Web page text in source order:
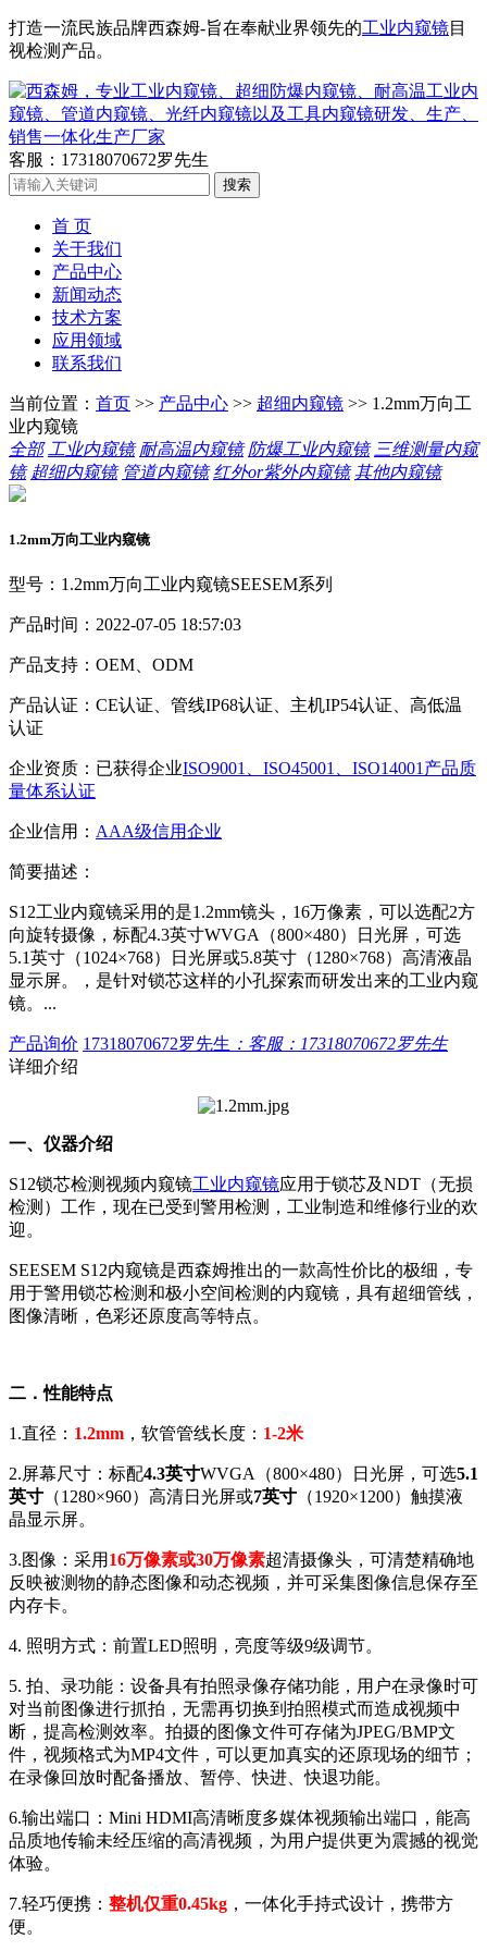
打造一流民族品牌西森姆-旨在奉献业界领先的工业内窥镜目
视检测产品。
客服：17318070672罗先生
首 页
关于我们
产品中心
新闻动态
技术方案
应用领域
联系我们
当前位置： 首页 >> 产品中心 >> 超细内窥镜 >> 1.2mm万向工
业内窥镜
全部 工业内窥镜 耐高温内窥镜 防爆工业内窥镜 三维测量内窥
镜 超细内窥镜 管道内窥镜 红外or紫外内窥镜 其他内窥镜
1.2mm万向工业内窥镜
型号：1.2mm万向工业内窥镜SEESEM系列
产品时间：2022-07-05 18:57:03
产品支持：OEM、ODM
产品认证：CE认证、管线IP68认证、主机IP54认证、高低温
认证
企业资质：已获得企业ISO9001、ISO45001、ISO14001产品质
量体系认证
企业信用： AAA级信用企业
简要描述：
S12工业内窥镜采用的是1.2mm镜头，16万像素，可以选配2方
向旋转摄像，标配4.3英寸WVGA（800×480）日光屏，可选
5.1英寸（1024×768）日光屏或5.8英寸（1280×768）高清液晶
显示屏。，是针对锁芯这样的小孔探索而研发出来的工业内窥
镜。...
产品询价 17318070672罗先生 ：客服：17318070672罗先生
详细介绍
一、仪器介绍
S12锁芯检测视频内窥镜工业内窥镜应用于锁芯及NDT（无损
检测）工作，现在已受到警用检测，工业制造和维修行业的欢
迎。
SEESEM S12内窥镜是西森姆推出的一款高性价比的极细，专
用于警用锁芯检测和极小空间检测的内窥镜，具有超细管线，
图像清晰，色彩还原度高等特点。
二．性能特点
1.直径： 1.2mm ，软管管线长度： 1-2米
2.屏幕尺寸：标配4.3英寸WVGA（800×480）日光屏，可选5.1
英寸 （1280×960）高清日光屏或7英寸 （1920×1200）触摸液
晶显示屏。
3.图像：采用 16万像素或30万像素超清摄像头，可清楚精确地
反映被测物的静态图像和动态视频，并可采集图像信息保存至
内存卡。
4. 照明方式：前置LED照明，亮度等级9级调节。
5. 拍、录功能：设备具有拍照录像存储功能，用户在录像时可
对当前图像进行抓拍，无需再切换到拍照模式而造成视频中
断，提高检测效率。拍摄的图像文件可存储为JPEG/BMP文
件，视频格式为MP4文件，可以更加真实的还原现场的细节；
在录像回放时配备播放、暂停、快进、快退功能。
6.输出端口：Mini HDMI高清晰度多媒体视频输出端口，能高
品质地传输未经压缩的高清视频，为用户提供更为震撼的视觉
体验。
7.轻巧便携： 整机仅重0.45kg ，一体化手持式设计，携带方
便。